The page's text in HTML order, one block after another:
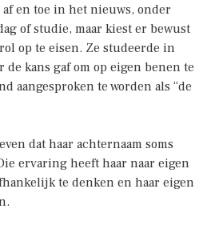
en toe in het nieuws, onder
of studie, maar kiest er bewust
op te eisen. Ze studeerde in
kans gaf om op eigen benen te
aangesproken te worden als “de
dat haar achternaam soms
ervaring heeft haar naar eigen
te denken en haar eigen